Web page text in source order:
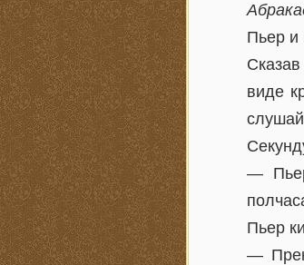
Пьер и
виде
—
Пьер
—